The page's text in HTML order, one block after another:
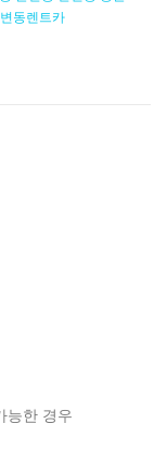
동렌트카
능한 경우